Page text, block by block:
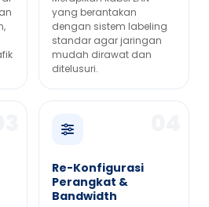
yang berantakan
dengan sistem labeling
standar agar jaringan
mudah dirawat dan
ditelusuri.
Re-Konfigurasi
Perangkat &
Bandwidth